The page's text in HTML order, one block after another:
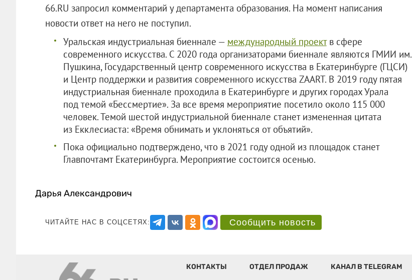
66.RU запросил комментарий у департамента образования. На момент написания
новости ответ на него не поступил.
Уральская индустриальная биеннале — международный проектв сфере
современного искусства. С 2020 года организаторами биеннале являются ГМИИ им.
Пушкина, Государственный центр современного искусства в Екатеринбурге (ГЦСИ)
и Центр поддержки и развития современного искусства ZAART. В 2019 году пятая
индустриальная биеннале проходила в Екатеринбурге и других городах Урала
под темой «Бессмертие». За все время мероприятие посетило около 115 000
человек. Темой шестой индустриальной биеннале станет измененная цитата
из Екклесиаста: «Время обнимать и уклоняться от объятий».
Пока официально подтверждено, что в 2021 году одной из площадок станет
Главпочтамт Екатеринбурга. Мероприятие состоится осенью.
Дарья Александрович
ЧИТАЙТЕ НАС В СОЦСЕТЯХ: Сообщить новость
КОНТАКТЫ ОТДЕЛ ПРОДАЖ КАНАЛ В TELEGRAM